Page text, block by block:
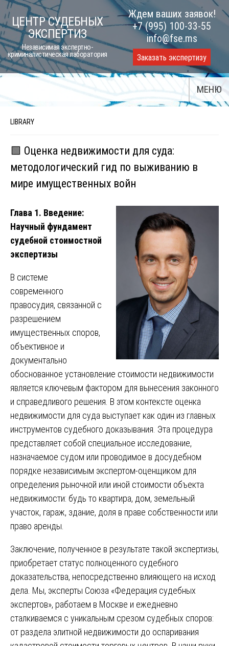
Skip
to
content
ЦЕНТР СУДЕБНЫХ
ЭКСПЕРТИЗ
Независимая экспертно-
криминалистическая лаборатория
Ждем ваших заявок!
+7 (995) 100-33-55
info@fse.ms
Заказать экспертизу
МЕНЮ
LIBRARY
🟩 Оценка недвижимости для суда:
методологический гид по выживанию в
мире имущественных войн
Глава 1. Введение:
Научный фундамент
судебной стоимостной
экспертизы
В системе
современного
правосудия, связанной с
разрешением
имущественных споров,
объективное и
документально
обоснованное установление стоимости недвижимости
является ключевым фактором для вынесения законного
и справедливого решения. В этом контексте оценка
недвижимости для суда выступает как один из главных
инструментов судебного доказывания. Эта процедура
представляет собой специальное исследование,
назначаемое судом или проводимое в досудебном
порядке независимым экспертом-оценщиком для
определения рыночной или иной стоимости объекта
недвижимости: будь то квартира, дом, земельный
участок, гараж, здание, доля в праве собственности или
право аренды.
Заключение, полученное в результате такой экспертизы,
приобретает статус полноценного судебного
доказательства, непосредственно влияющего на исход
дела. Мы, эксперты Союза «Федерация судебных
экспертов», работаем в Москве и ежедневно
сталкиваемся с уникальным срезом судебных споров:
от раздела элитной недвижимости до оспаривания